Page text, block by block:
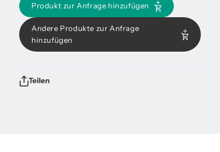
Produkt zur Anfrage hinzufügen
Andere Produkte zur Anfrage
hinzufügen
Teilen